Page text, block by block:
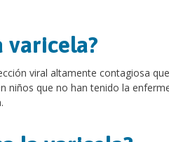
varicela?
viral altamente contagiosa
niños que no han tenido la